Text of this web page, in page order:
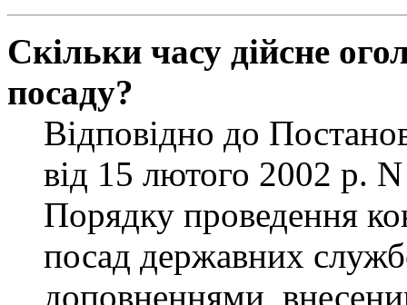
Скільки часу дійсне
посаду?
Відповідно до
від 15 лютого 2002 р.
Порядку проведення
посад державних
доповненнями,